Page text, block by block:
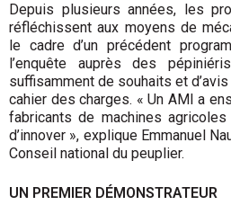
Depuis plusieurs années, les
réfléchissent aux moyens de
le cadre d’un précédent
l’enquête auprès des
suffisamment de souhaits et
cahier des charges. « Un AMI a
fabricants de machines
d’innover », explique Emmanuel
Conseil national du peuplier.
UN PREMIER DÉMONSTRATEUR